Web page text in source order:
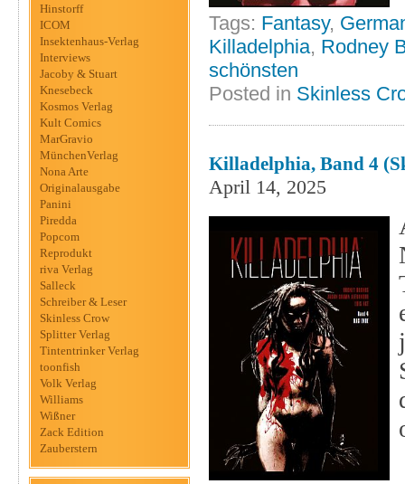
Hinstorff
ICOM
Insektenhaus-Verlag
Interviews
Jacoby & Stuart
Knesebeck
Kosmos Verlag
Kult Comics
MarGravio
MünchenVerlag
Nona Arte
Originalausgabe
Panini
Piredda
Popcom
Reprodukt
riva Verlag
Salleck
Schreiber & Leser
Skinless Crow
Splitter Verlag
Tintentrinker Verlag
toonfish
Volk Verlag
Williams
Wißner
Zack Edition
Zauberstern
Tags: Fantasy,
Killadelphia, Rodney
schönsten
Posted in Skinless
Killadelphia, Band 4
April 14, 2025